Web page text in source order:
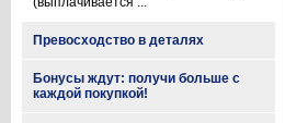
Превосходство в деталях
Бонусы ждут: получи больше с
каждой покупкой!